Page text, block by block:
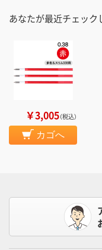
あなたが最近チェック
￥3,005（税込）
カゴへ